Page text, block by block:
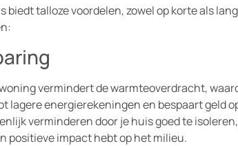
biedt talloze voordelen, zowel op korte als
vermindert de warmteoverdracht,
lagere energierekeningen en bespaart geld
verminderen door je huis goed te
positieve impact hebt op het milieu.